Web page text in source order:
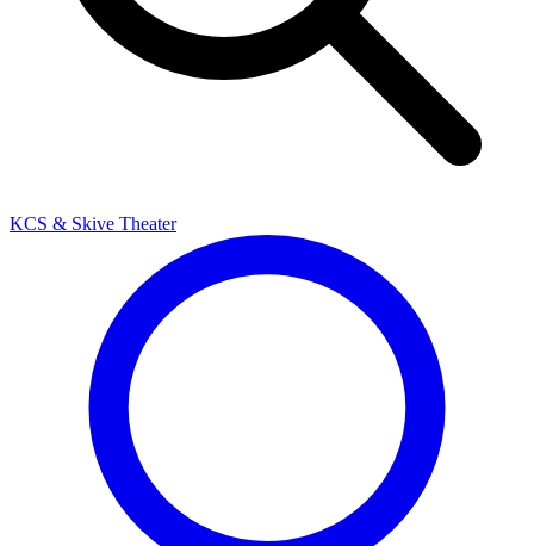
KCS & Skive Theater